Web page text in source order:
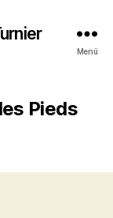
Menü
Pieds